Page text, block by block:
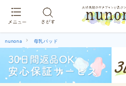
nunona 母乳パッド